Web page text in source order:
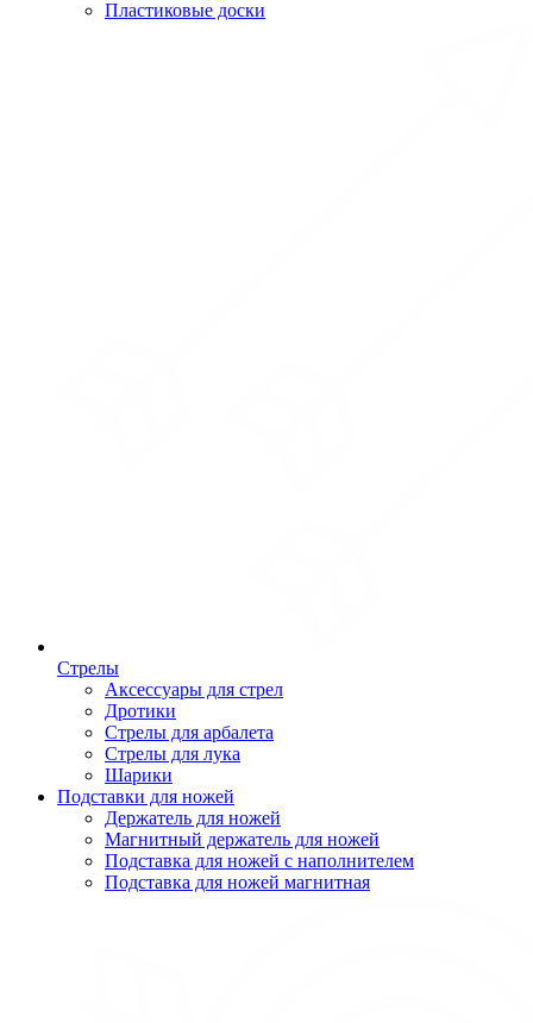
Пластиковые доски
Стрелы
Аксессуары для стрел
Дротики
Стрелы для арбалета
Стрелы для лука
Шарики
Подставки для ножей
Держатель для ножей
Магнитный держатель для ножей
Подставка для ножей с наполнителем
Подставка для ножей магнитная